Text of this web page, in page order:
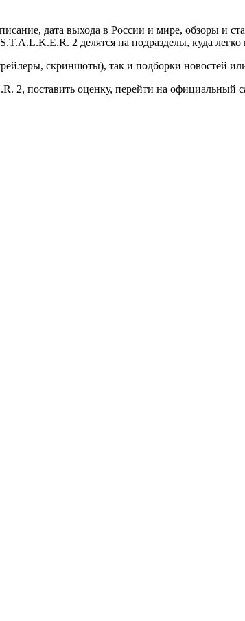
дата выхода в России и мире, обзоры и
2 делятся на подразделы, куда
скриншоты), так и подборки новостей
2, поставить оценку, перейти на